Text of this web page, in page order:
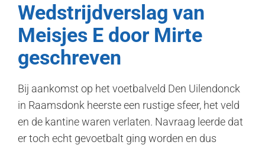
Wedstrijdverslag van
Meisjes E door Mirte
geschreven
Bij aankomst op het voetbalveld Den Uilendonck
in Raamsdonk heerste een rustige sfeer, het veld
en de kantine waren verlaten. Navraag leerde dat
er toch echt gevoetbalt ging worden en dus